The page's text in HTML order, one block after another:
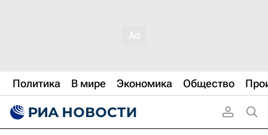
Политика В мире Экономика Общество